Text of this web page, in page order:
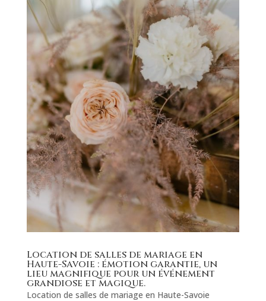
Location de salles de mariage en
Haute-Savoie : émotion garantie, un
lieu magnifique pour un événement
grandiose et magique.
Location de salles de mariage en Haute-Savoie